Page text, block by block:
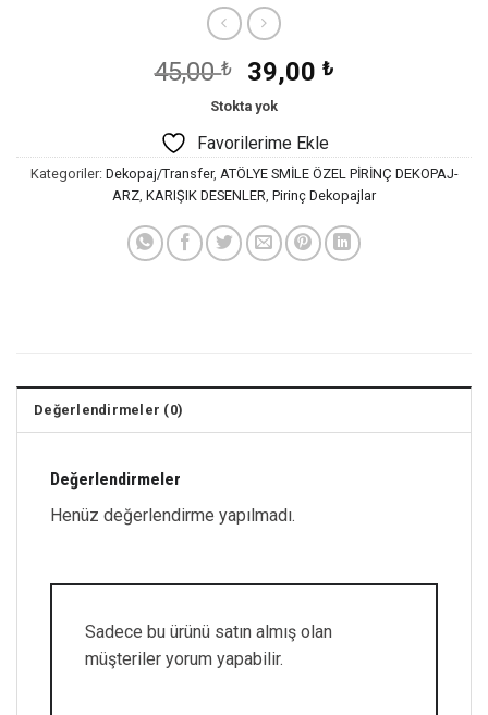
45,00₺
Orijinal
fiyat:
45,00 ₺.
39,00 ₺Şu
39,00 ₺.
Stokta yok
Favorilerime Ekle
Kategoriler: Dekopaj/Transfer, ATÖLYE SMİLE ÖZEL PİRİNÇ DEKOPAJ-
ARZ KARIŞIK DESENLER Pirinç Dekopajlar
Değerlendirmeler (0)
Değerlendirmeler
Henüz değerlendirme yapılmadı.
Sadece bu ürünü satın almış olan
müşteriler yorum yapabilir.